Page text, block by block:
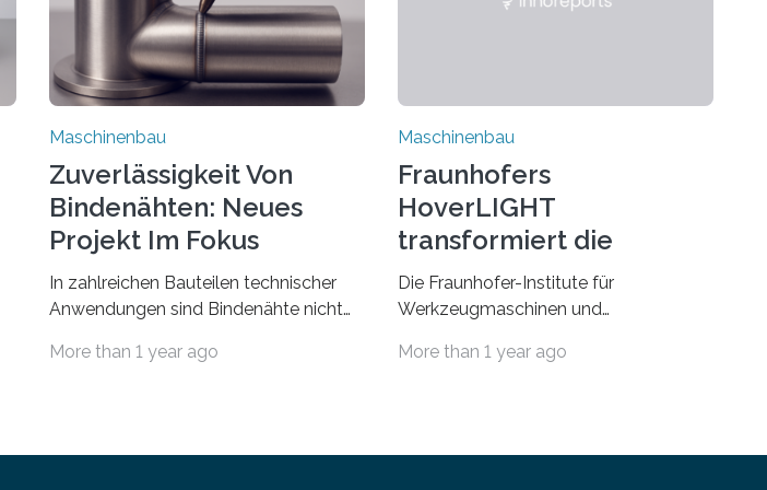
Maschinenbau
Zuverlässigkeit Von
Bindenähten: Neues
Projekt Im Fokus
In zahlreichen Bauteilen technischer
Anwendungen sind Bindenähte nicht
bei Rezyklaten aufgrund der
More than 1 year ago
Maschinenbau
Fraunhofers
HoverLIGHT
transformiert die
Dämpfung von
Werkzeugmaschinen
Die Fraunhofer-Institute für
Werkzeugmaschinen und
Fertigungstechnik und Angewandte
More than 1 year ago